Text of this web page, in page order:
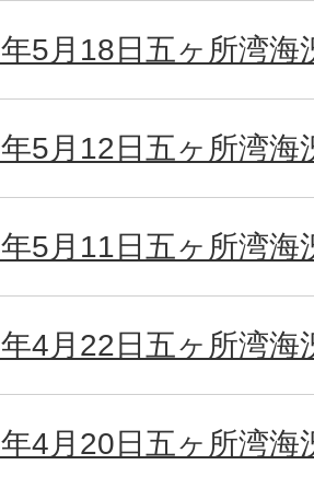
5月18日五ヶ所湾海
5月12日五ヶ所湾海
5月11日五ヶ所湾海
4月22日五ヶ所湾海
4月20日五ヶ所湾海